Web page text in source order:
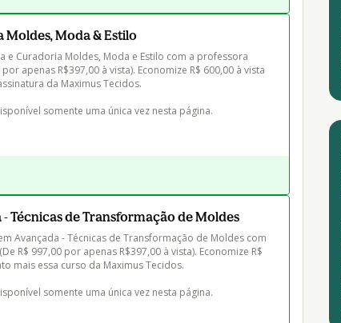
Moda & Estilo
e Curadoria Moldes, Moda e Estilo com a professora
apenas R$397,00 à vista). Economize R$ 600,00 à vista
da Maximus Tecidos.
somente uma única vez nesta página.
Técnicas de Transformação de Moldes
Avançada - Técnicas de Transformação de Moldes com
R$ 997,00 por apenas R$397,00 à vista). Economize R$
mais essa curso da Maximus Tecidos.
somente uma única vez nesta página.